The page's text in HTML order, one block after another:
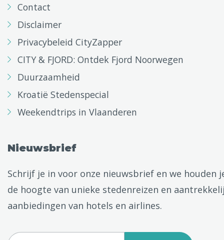
Contact
Disclaimer
Privacybeleid CityZapper
CITY & FJORD: Ontdek Fjord Noorwegen
Duurzaamheid
Kroatië Stedenspecial
Weekendtrips in Vlaanderen
Nieuwsbrief
Schrijf je in voor onze nieuwsbrief en we houden
de hoogte van unieke stedenreizen en
aanbiedingen van hotels en airlines.